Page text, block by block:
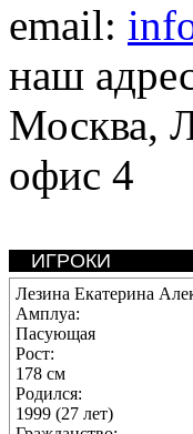
email:
наш
Москва,
офис 4
ИГРОКИ
Лезина Екатерина
Амплуа:
Пасующая
Рост:
178 см
Родился:
1999 (27 лет)